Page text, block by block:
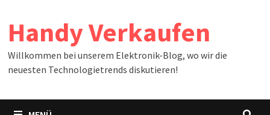
Inhalt
springen
Handy Verkaufen
Willkommen bei unserem Elektronik-Blog, wo wir die
neuesten Technologietrends diskutieren!